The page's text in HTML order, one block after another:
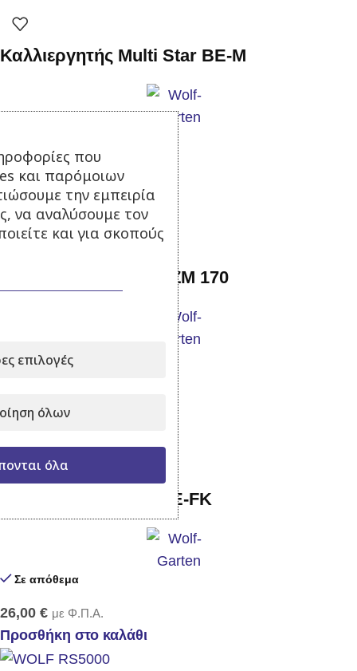
Καλλιεργητής Multi Star BE-M
15,90 € με Φ.Π.Α.
Προσθήκη στο καλάθι
Κοντάρι ξύλινο Wolf ZM 170
Σε απόθεμα
Προσθήκη στο καλάθι
Πριόνι χειρός Wolf RE-FK
Σε απόθεμα
26,00 € με Φ.Π.Α.
Προσθήκη στο καλάθι
που
και παρόμοιων
την εμπειρία
να αναλύσουμε τον
και για σκοπούς
επιλογές
όλων
όλα